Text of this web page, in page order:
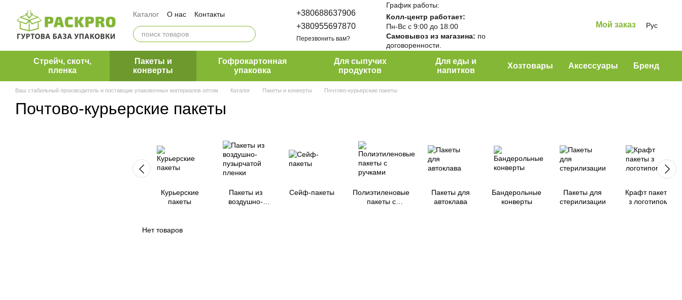
Каталог О нас
Контакты
Оплата и доставка
Обмен и возврат
Блог ПакПро
Наши клиенты
+380688637906
+380955697870
Перезвонить вам?
График работы:
Колл-центр работает:
Пн-Вс с 9:00 до 18:00
Самовывоз из магазина: по
договоренности.
Мой заказ Рус
Стрейч, скотч,
пленка
Пакеты и
конверты
Гофрокартонная
упаковка
Для сыпучих
продуктов
Для еды и
напитков
Хозтовары Аксессуары Бренд
Ваш стабильный производитель и поставщик упаковочных материалов оптом Каталог Пакеты и конверты Почтово-курьерские пакеты
Почтово-курьерские пакеты
Курьерские
пакеты
Пакеты из
воздушно-
Сейф-пакеты
Полиэтиленовые
пакеты с
Пакеты для
автоклава
Бандерольные
конверты
Пакеты для
стерилизации
Крафт пакеты
з логотипом
Нет товаров